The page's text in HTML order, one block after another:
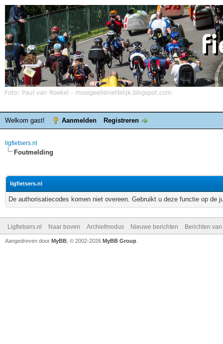
Welkom gast! Aanmelden Registreren
ligfietsers.nl
Foutmelding
ligfietsers.nl
De authorisatiecodes komen niet overeen. Gebruikt u deze functie op de
Ligfietsers.nl Naar boven Archiefmodus Nieuwe berichten Berichten
Aangedreven door MyBB , © 2002-2026 MyBB Group